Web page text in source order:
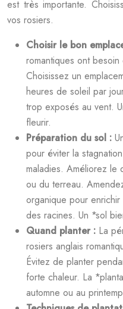
est très importante.
vos rosiers.
Choisir le bon
romantiques ont
Choisissez un
heures de soleil par
trop exposés au vent.
fleurir.
Préparation du sol :
pour éviter la
maladies. Améliorez le
ou du terreau.
organique pour
des racines. Un *sol
Quand planter : La
rosiers anglais
Évitez de planter
forte chaleur. La
automne ou au